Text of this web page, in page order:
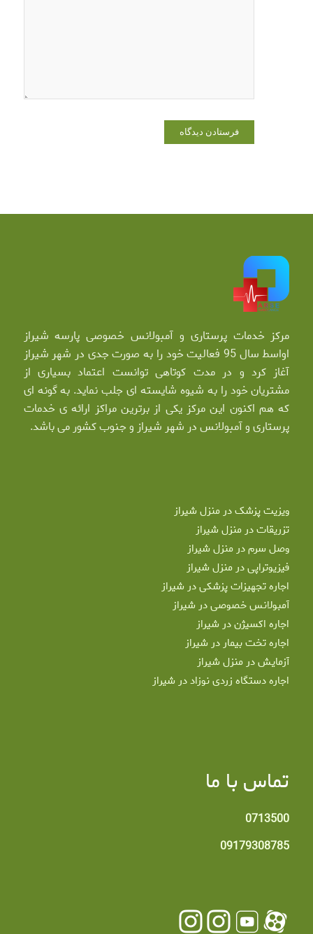
مرکز خدمات پرستاری و آمبولانس خصوصی پارسه شیراز
اواسط سال 95 فعالیت خود را به صورت جدی در شهر شیراز
آغاز کرد و در مدت کوتاهی توانست اعتماد بسیاری از
مشتریان خود را به شیوه شایسته ای جلب نماید. به گونه ای
که هم اکنون این مرکز یکی از برترین مراکز ارائه ی خدمات
پرستاری و آمبولانس در شهر شیراز و جنوب کشور می باشد.
ویزیت پزشک در منزل شیراز
تزریقات در منزل شیراز
وصل سرم در منزل شیراز
فیزیوتراپی در منزل شیراز
اجاره تجهیزات پزشکی در شیراز
آمبولانس خصوصی در شیراز
اجاره اکسیژن در شیراز
اجاره تخت بیمار در شیراز
آزمایش در منزل شیراز
اجاره دستگاه زردی نوزاد در شیراز
تماس با ما
0713500
09179308785